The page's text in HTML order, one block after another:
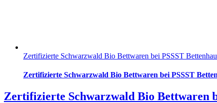
Zertifizierte Schwarzwald Bio Bettwaren bei PSSST
Zertifizierte Schwarzwald Bio Bettwaren bei PSSST
Zertifizierte Schwarzwald Bio Bettwaren